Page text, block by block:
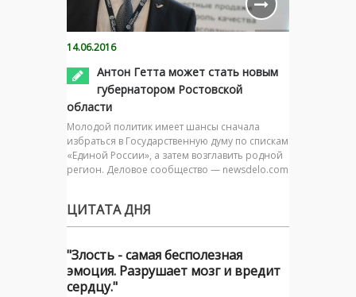
14.06.2016
Антон Гетта может стать новым
губернатором Ростовской
области
Молодой политик имеет шансы сначала
избраться в Государственную думу по спискам
«Единой России», а затем возглавить родной
регион. Деловое сообщество — newsdelo.com
ЦИТАТА ДНЯ
"Злость - самая бесполезная
эмоция. Разрушает мозг и вредит
сердцу."